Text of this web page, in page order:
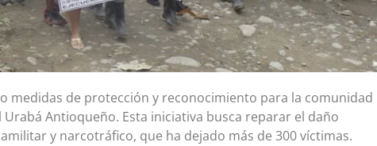
medidas de protección y reconocimiento para la comunidad
Urabá Antioqueño. Esta iniciativa busca reparar el daño
y narcotráfico, que ha dejado más de 300 víctimas.